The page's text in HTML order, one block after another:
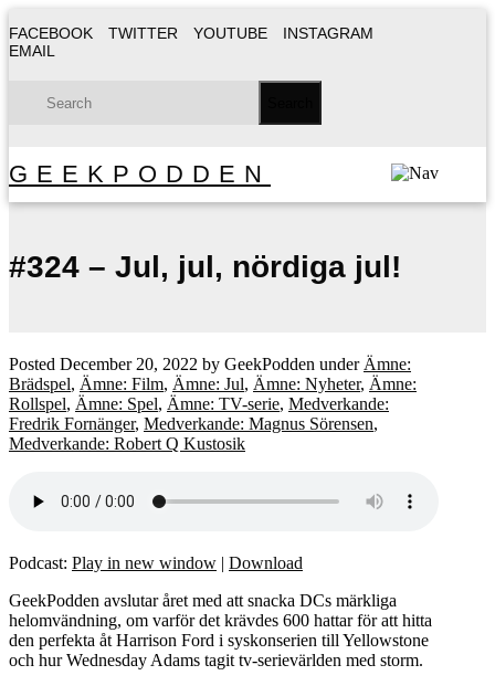
FACEBOOK TWITTER YOUTUBE
INSTAGRAM
EMAIL
GEEKPODDEN
#324 – Jul, jul, nördiga jul!
Posted December 20, 2022 by GeekPodden under Ämne:
Brädspel, Ämne: Film, Ämne: Jul, Ämne: Nyheter, Ämne:
Rollspel, Ämne: Spel, Ämne: TV-serie, Medverkande:
Fredrik Fornänger, Medverkande: Magnus Sörensen,
Medverkande: Robert Q Kustosik
Podcast: Play in new window | Download
GeekPodden avslutar året med att snacka DCs märkliga
helomvändning, om varför det krävdes 600 hattar för att hitta
den perfekta åt Harrison Ford i syskonserien till Yellowstone
och hur Wednesday Adams tagit tv-serievärlden med storm.